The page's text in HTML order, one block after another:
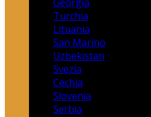
Turchia
Lituania
San Marino
Uzbekistan
Svezia
Cechia
Slovenia
Serbia